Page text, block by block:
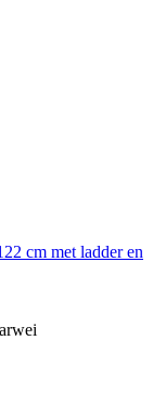
cm met ladder en